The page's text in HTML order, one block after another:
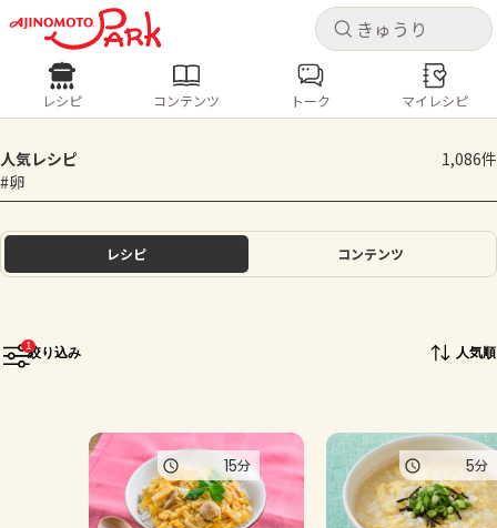
キャ
ログインするとレシピを保存できます
ホーム
トーク
よくあるお問い合わせ
キャ
レシピ コンテンツ
人気の食材・レシピ
きゅうり とうもろこし
レシピ コンテンツ トーク マイレシピ
人気レシピ
1,086件
#卵
レシピ コンテンツ
1絞り込み 人気順
15分 5分